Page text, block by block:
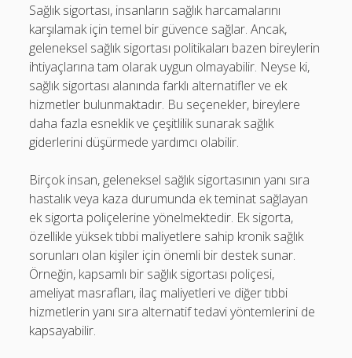
Sağlık sigortası, insanların sağlık harcamalarını
karşılamak için temel bir güvence sağlar. Ancak,
geleneksel sağlık sigortası politikaları bazen bireylerin
ihtiyaçlarına tam olarak uygun olmayabilir. Neyse ki,
sağlık sigortası alanında farklı alternatifler ve ek
hizmetler bulunmaktadır. Bu seçenekler, bireylere
daha fazla esneklik ve çeşitlilik sunarak sağlık
giderlerini düşürmede yardımcı olabilir.
Birçok insan, geleneksel sağlık sigortasının yanı sıra
hastalık veya kaza durumunda ek teminat sağlayan
ek sigorta poliçelerine yönelmektedir. Ek sigorta,
özellikle yüksek tıbbi maliyetlere sahip kronik sağlık
sorunları olan kişiler için önemli bir destek sunar.
Örneğin, kapsamlı bir sağlık sigortası poliçesi,
ameliyat masrafları, ilaç maliyetleri ve diğer tıbbi
hizmetlerin yanı sıra alternatif tedavi yöntemlerini de
kapsayabilir.